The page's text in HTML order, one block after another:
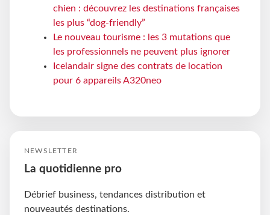
chien : découvrez les destinations françaises
les plus “dog-friendly”
Le nouveau tourisme : les 3 mutations que
les professionnels ne peuvent plus ignorer
Icelandair signe des contrats de location
pour 6 appareils A320neo
NEWSLETTER
La quotidienne pro
Débrief business, tendances distribution et
nouveautés destinations.